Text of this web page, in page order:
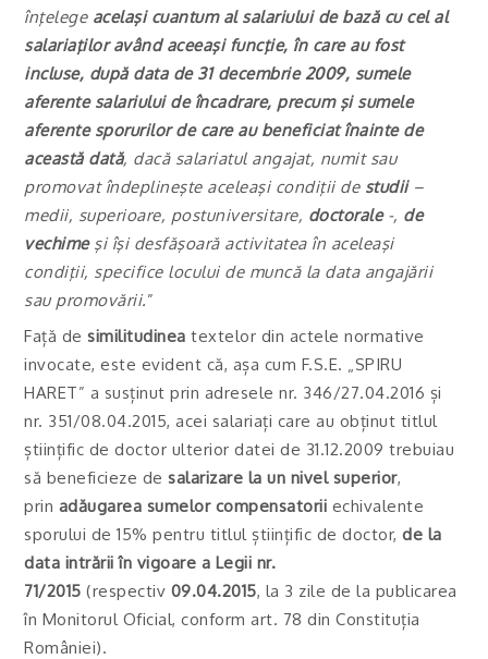
înţelege acelaşi cuantum al salariului de bază cu cel al
salariaţilor având aceeaşi funcţie, în care au fost
incluse, după data de 31 decembrie 2009, sumele
aferente salariului de încadrare, precum şi sumele
aferente sporurilor de care au beneficiat înainte de
această dată, dacă salariatul angajat, numit sau
promovat îndeplineşte aceleaşi condiţii de studii–
medii, superioare, postuniversitare, doctorale-, de
vechimeşi îşi desfăşoară activitatea în aceleaşi
condiţii, specifice locului de muncă la data angajării
sau promovării.”
Față desimilitudinea textelor din actele normative
invocate, este evident că, așa cum F.S.E. „SPIRU
HARET” a susținut prin adresele nr. 346/27.04.2016 și
nr. 351/08.04.2015, acei salariați care au obținut titlul
științific de doctor ulterior datei de 31.12.2009 trebuiau
să beneficieze desalarizare la un nivel superior,
prin adăugarea sumelor compensatorii echivalente
sporului de 15% pentru titlul științific de doctor,de la
data intrării în vigoare a Legii nr.
71/2015(respectiv 09.04.2015, la 3 zile de la publicarea
în Monitorul Oficial, conform art. 78 din Constituția
României).